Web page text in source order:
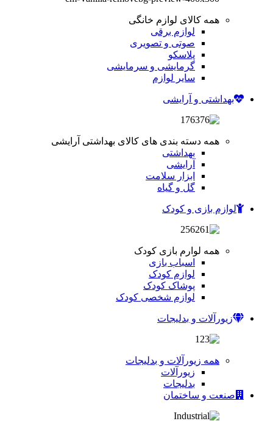
همه کالای لوازم خانگی
لوازم برقی
صوتی و تصویری
پلاسکو
گرمایشی و سرمایشی
سایر لوازم
بهداشتی و آرایشی
همه دسته بندی های کالای بهداشتی آرایشی
بهداشتی
آرایشی
ابزار سلامت
گل و گیاه
لوازم بازی و کودک
همه لوارم بازی کودک
اسباب بازی
لوازم کودک
پوشاک کودک
لوازم شخصی کودک
زیورآلات و بدلیجات
همه زیورآلات و بدلیجات
زیورآلات
بدلیجات
صنعت و ساختمان